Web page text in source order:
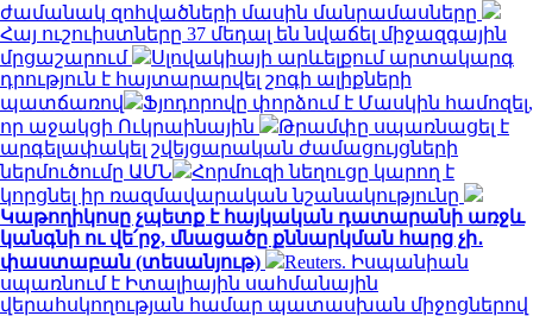
ժամանակ զոհվածների մասին մանրամասները
Հայ ուշուիստները 37 մեդալ են նվաճել միջազգային
մրցաշարում
Սլովակիայի արևելքում արտակարգ
դրություն է հայտարարվել շոգի ալիքների
պատճառով
Ֆյոդորովը փորձում է Մասկին համոզել,
որ աջակցի Ուկրաինային
Թրամփը սպառնացել է
արգելափակել շվեյցարական ժամացույցների
ներմուծումը ԱՄՆ
Հորմուզի նեղուցը կարող է
կորցնել իր ռազմավարական նշանակությունը
Կաթողիկոսը չպետք է հայկական դատարանի առջև
կանգնի ու վե՛րջ, մնացածը քննարկման հարց չի․
փաստաբան (տեսանյութ)
Reuters. Իսպանիան
սպառնում է Իտալիային սահմանային
վերահսկողության համար պատասխան միջոցներով